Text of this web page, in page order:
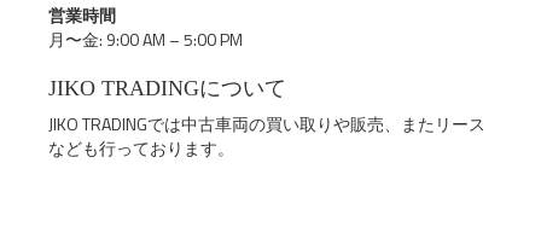
営業時間
月〜金: 9:00 AM – 5:00 PM
JIKO TRADINGについて
JIKO TRADINGでは中古車両の買い取りや販売、またリース
なども行っております。